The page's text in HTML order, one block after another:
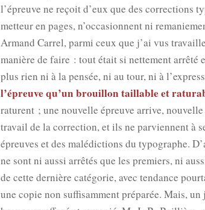
l’épreuve ne reçoit d’eux que des cor­rec­tions
met­teur en pages, n’occasionnent ni
Armand Car­rel, par­mi ceux que j’ai vus
manière de faire : tout était si net­te­ment arrê­té
plus rien ni à la pen­sée, ni au tour, ni à
l’épreuve qu’un brouillon taillable et
raturent ; une nou­velle épreuve arrive,
tra­vail de la cor­rec­tion, et ils ne par­viennent à
épreuves et des malé­dic­tions du typo­graphe.
ne sont ni aus­si arrê­tés que les pre­miers, ni
de cette der­nière caté­go­rie, avec ten­dance
une copie non suf­fi­sam­ment pré­pa­rée. Mais,